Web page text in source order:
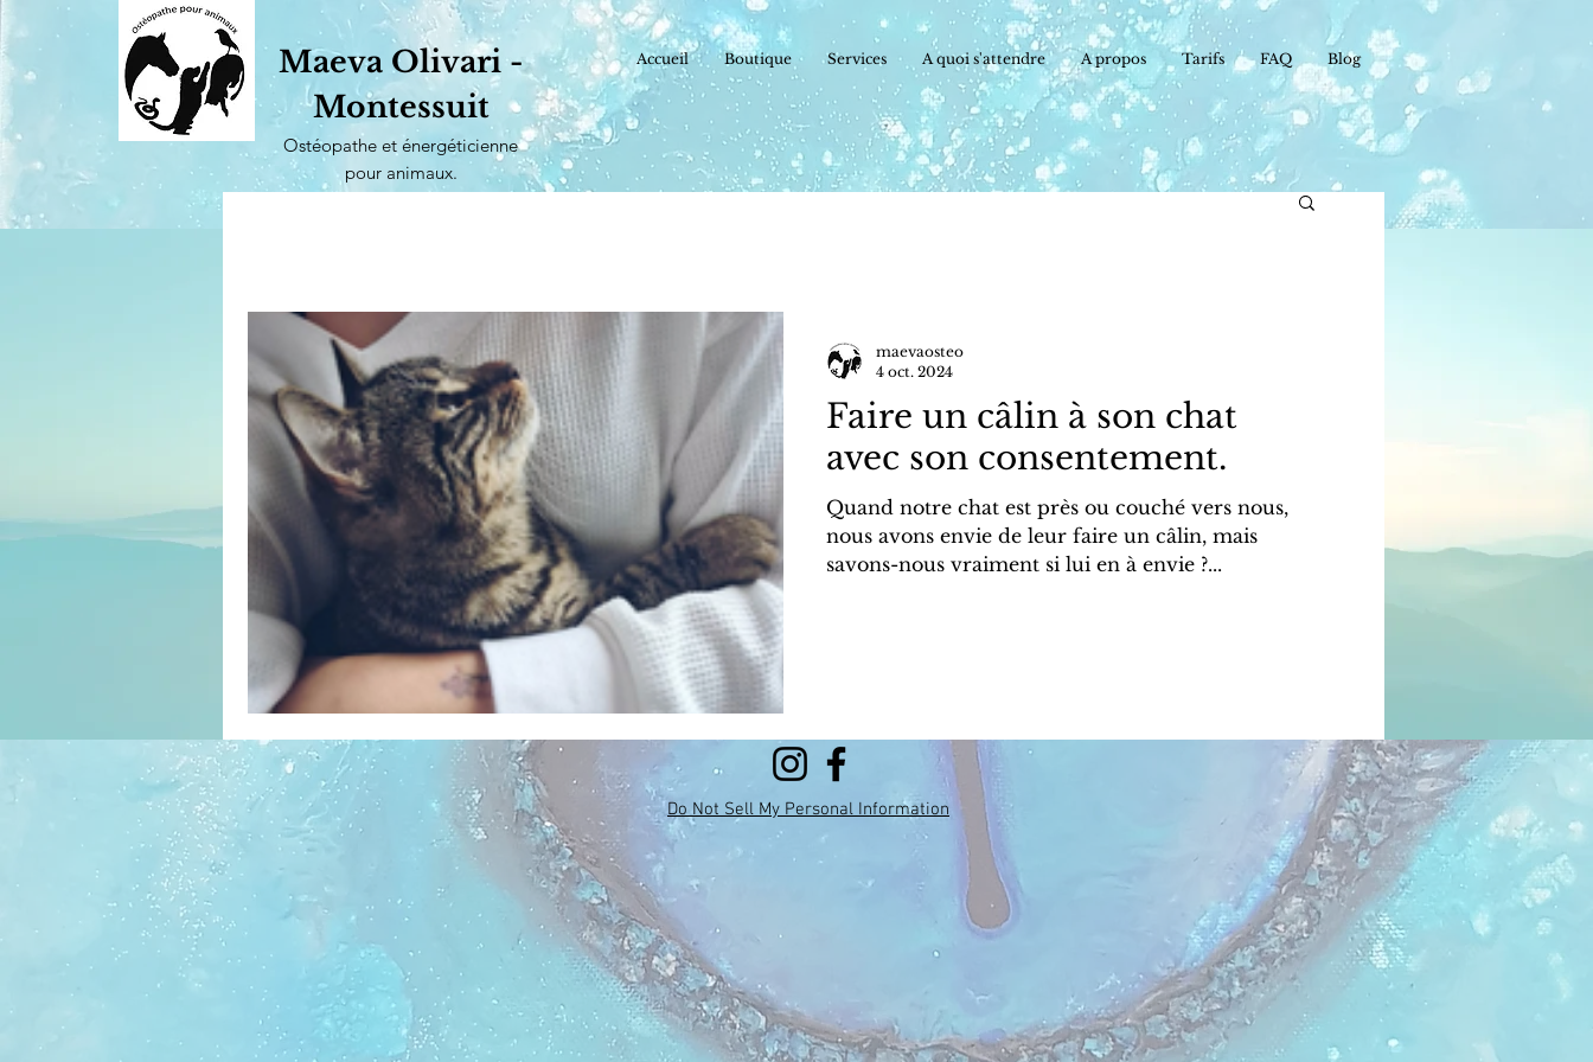
Accueil Boutique Services A quoi s'attendre A propos Tarifs FAQ Blog
Maeva Olivari -
Montessuit
Ostéopathe et énergéticienne
pour animaux.
Genève et Nyon
Faire un câlin à son chat
avec son consentement.
Quand notre chat est près ou couché vers nous,
nous avons envie de leur faire un câlin, mais
savons-nous vraiment si lui en à envie ?...
maevaosteo
4 oct. 2024
Do Not Sell My Personal Information